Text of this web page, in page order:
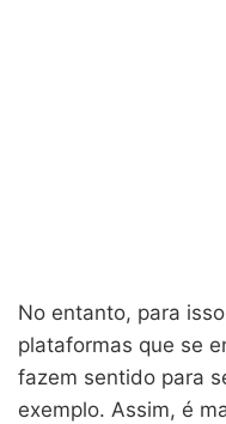
No entanto, para
plataformas que se
fazem sentido para
exemplo. Assim, é